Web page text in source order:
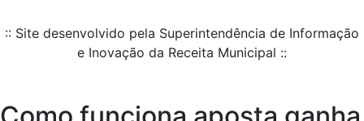
:: Site desenvolvido pela Superintendência de Informação
e Inovação da Receita Municipal ::